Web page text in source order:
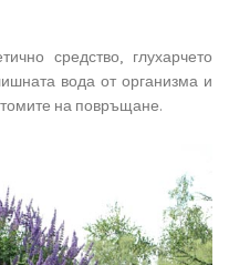
средство, глухарчето
вода от организма и
на повръщане.